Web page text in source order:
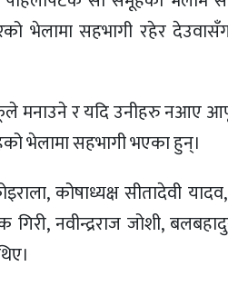
भेलामा सहभागी रहेर देउवासँग
मनाउने र यदि उनीहरु नआए
भेलामा सहभागी भएका हुन्।
कोषाध्यक्ष सीतादेवी
नवीन्द्रराज जोशी,